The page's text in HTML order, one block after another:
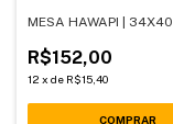
MESA HAWAPI | 34X40
R$152,00
12 x de R$15,40